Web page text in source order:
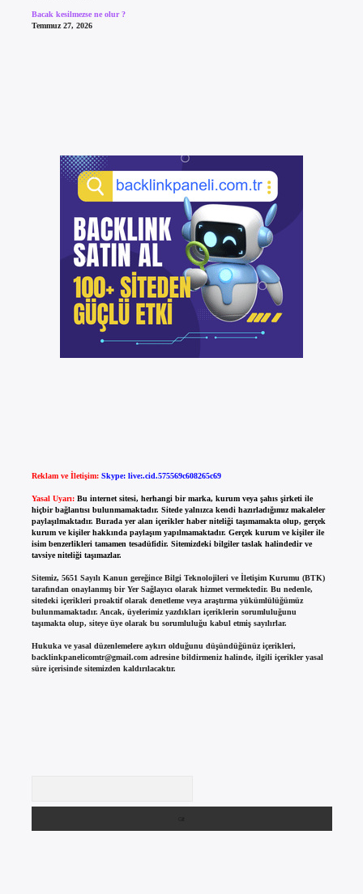
Bacak kesilmezse ne olur ?
Temmuz 27, 2026
Reklam ve İletişim: Skype: live:.cid.575569c608265c69
Yasal Uyarı: Bu internet sitesi, herhangi bir marka, kurum veya şahıs şirketi ile
hiçbir bağlantısı bulunmamaktadır. Sitede yalnızca kendi hazırladığımız makaleler
paylaşılmaktadır. Burada yer alan içerikler haber niteliği taşımamakta olup, gerçek
kurum ve kişiler hakkında paylaşım yapılmamaktadır. Gerçek kurum ve kişiler ile
isim benzerlikleri tamamen tesadüfidir. Sitemizdeki bilgiler taslak halindedir ve
tavsiye niteliği taşımazlar.
Sitemiz, 5651 Sayılı Kanun gereğince Bilgi Teknolojileri ve İletişim Kurumu (BTK)
tarafından onaylanmış bir Yer Sağlayıcı olarak hizmet vermektedir. Bu nedenle,
sitedeki içerikleri proaktif olarak denetleme veya araştırma yükümlülüğümüz
bulunmamaktadır. Ancak, üyelerimiz yazdıkları içeriklerin sorumluluğunu
taşımakta olup, siteye üye olarak bu sorumluluğu kabul etmiş sayılırlar.
Hukuka ve yasal düzenlemelere aykırı olduğunu düşündüğünüz içerikleri,
backlinkpanelicomtr@gmail.comadresine bildirmeniz halinde, ilgili içerikler yasal
süre içerisinde sitemizden kaldırılacaktır.